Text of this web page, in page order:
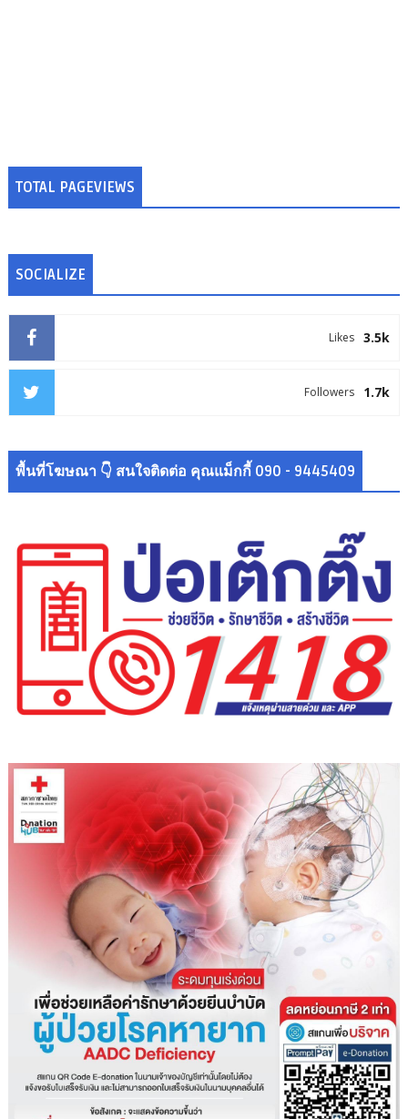
TOTAL PAGEVIEWS
SOCIALIZE
3.5k
Likes
1.7k
Followers
พื้นที่โฆษณา 👇 สนใจติดต่อ คุณแม็กกี้ 090 - 9445409